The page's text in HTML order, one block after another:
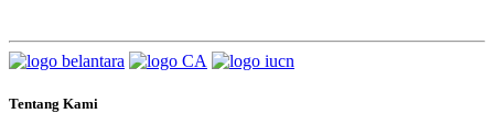
Tentang Kami